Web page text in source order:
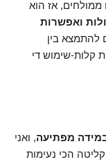
אז הוא
ואפשרות
להתמצא בין
קלות-שימוש די
, ואני
הכי נעימות